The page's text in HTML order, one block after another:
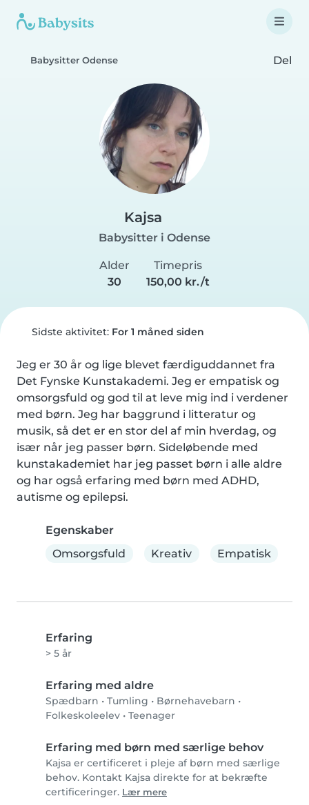
Babysitter Odense Del
Kajsa
Babysitter i Odense
Alder
30
Timepris
150,00 kr./t
Sidste aktivitet: For 1 måned siden
Jeg er 30 år og lige blevet færdiguddannet fra
Det Fynske Kunstakademi. Jeg er empatisk og
omsorgsfuld og god til at leve mig ind i verdener
med børn. Jeg har baggrund i litteratur og
musik, så det er en stor del af min hverdag, og
især når jeg passer børn. Sideløbende med
kunstakademiet har jeg passet børn i alle aldre
og har også erfaring med børn med ADHD,
autisme og epilepsi.
Egenskaber
Omsorgsfuld
Kreativ Empatisk
Erfaring
> 5 år
Erfaring med aldre
Spædbarn • Tumling • Børnehavebarn •
Folkeskoleelev • Teenager
Erfaring med børn med særlige behov
Kajsa er certificeret i pleje af børn med særlige
behov. Kontakt Kajsa direkte for at bekræfte
certificeringer. Lær mere